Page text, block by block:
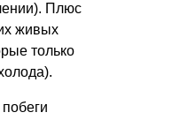
Плюс
живых
только